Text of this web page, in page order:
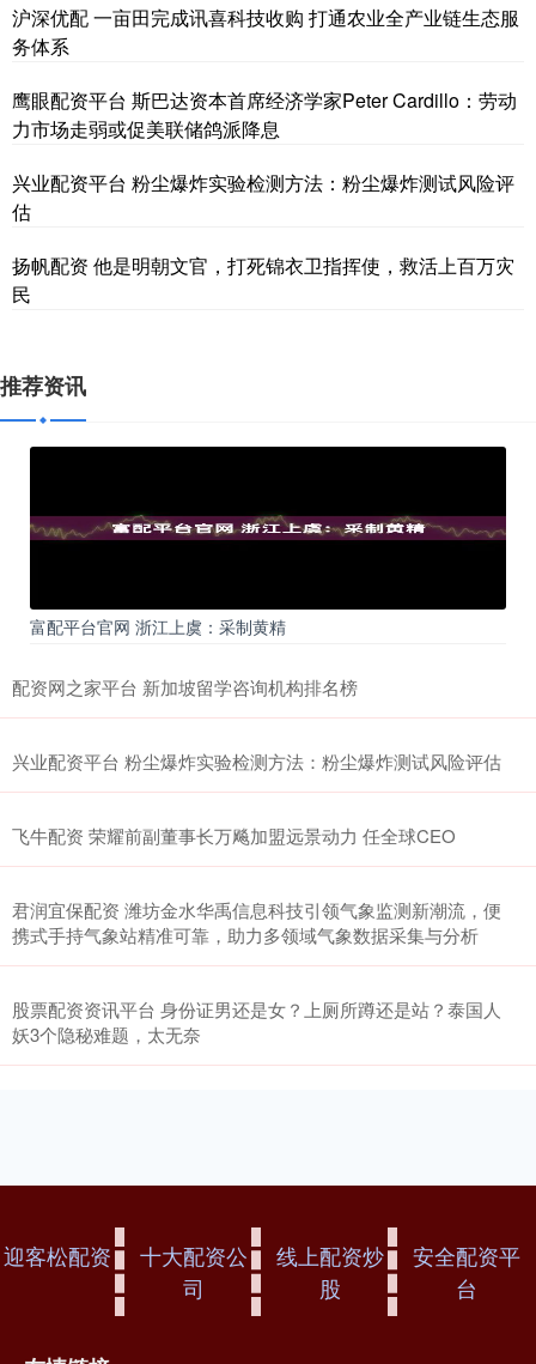
沪深优配 一亩田完成讯喜科技收购 打通农业全产业链生态服
务体系
鹰眼配资平台 斯巴达资本首席经济学家Peter Cardillo：劳动
力市场走弱或促美联储鸽派降息
兴业配资平台 粉尘爆炸实验检测方法：粉尘爆炸测试风险评
估
扬帆配资 他是明朝文官，打死锦衣卫指挥使，救活上百万灾
民
推荐资讯
富配平台官网 浙江上虞：采制黄精
配资网之家平台 新加坡留学咨询机构排名榜
兴业配资平台 粉尘爆炸实验检测方法：粉尘爆炸测试风险评估
飞牛配资 荣耀前副董事长万飚加盟远景动力 任全球CEO
君润宜保配资 潍坊金水华禹信息科技引领气象监测新潮流，便
携式手持气象站精准可靠，助力多领域气象数据采集与分析
股票配资资讯平台 身份证男还是女？上厕所蹲还是站？泰国人
妖3个隐秘难题，太无奈
迎客松配资
十大配资公
司
线上配资炒
股
安全配资平
台